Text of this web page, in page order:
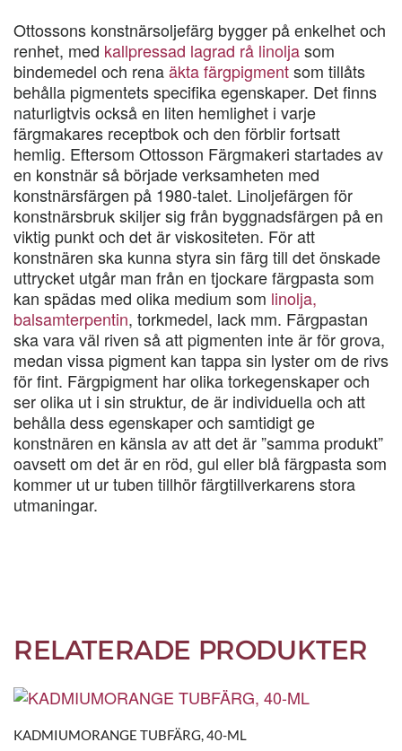
Ottossons konstnärsoljefärg bygger på enkelhet och
renhet, med kallpressad lagrad rå linoljasom
bindemedel och renaäkta färgpigmentsom tillåts
behålla pigmentets specifika egenskaper. Det finns
naturligtvis också en liten hemlighet i varje
färgmakares receptbok och den förblir fortsatt
hemlig. Eftersom Ottosson Färgmakeri startades av
en konstnär så började verksamheten med
konstnärsfärgen på 1980-talet. Linoljefärgen för
konstnärsbruk skiljer sig från byggnadsfärgen på en
viktig punkt och det är viskositeten. För att
konstnären ska kunna styra sin färg till det önskade
uttrycket utgår man från en tjockare färgpasta som
kan spädas med olika medium som linolja,
balsamterpentin, torkmedel, lack mm. Färgpastan
ska vara väl riven så att pigmenten inte är för grova,
medan vissa pigment kan tappa sin lyster om de rivs
för fint. Färgpigment har olika torkegenskaper och
ser olika ut i sin struktur, de är individuella och att
behålla dess egenskaper och samtidigt ge
konstnären en känsla av att det är ”samma produkt”
oavsett om det är en röd, gul eller blå färgpasta som
kommer ut ur tuben tillhör färgtillverkarens stora
utmaningar.
RELATERADE PRODUKTER
KADMIUMORANGE TUBFÄRG, 40-ML